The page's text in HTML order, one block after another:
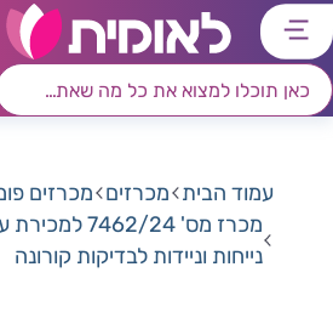
דלג
לתפריט
ראשי
דלג
לרכיב
חיפוש
דלג
לתוכן
מרכזי
דלג
לאזור
קישורים
עמוד הבית מכרזים מכרזים
מכרז מס' 7462/
נייחות וניידות לבדיקות קורונה